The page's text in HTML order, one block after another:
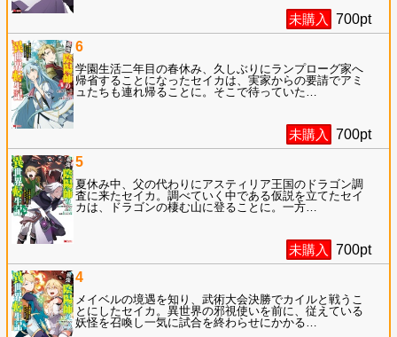
未購入 700pt
6
学園生活二年目の春休み、久しぶりにランプローグ家へ
帰省することになったセイカは、実家からの要請でアミ
ュたちも連れ帰ることに。そこで待っていた
未購入 700pt
5
夏休み中、父の代わりにアスティリア王国のドラゴン調
査に来たセイカ。調べていく中である仮説を立てたセイ
カは、ドラゴンの棲む山に登ることに。一方
未購入 700pt
4
メイベルの境遇を知り、武術大会決勝でカイルと戦うこ
とにしたセイカ。異世界の邪視使いを前に、従えている
妖怪を召喚し一気に試合を終わらせにかかる